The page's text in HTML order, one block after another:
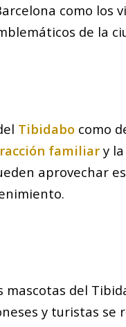
como los
de la
Tibidabo como
familiary la
aprovechar
del
y turistas se